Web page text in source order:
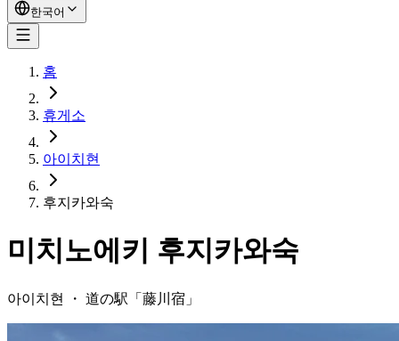
한국어
홈
휴게소
아이치현
후지카와숙
미치노에키 후지카와숙
아이치현 ・ 道の駅「 藤川宿 」